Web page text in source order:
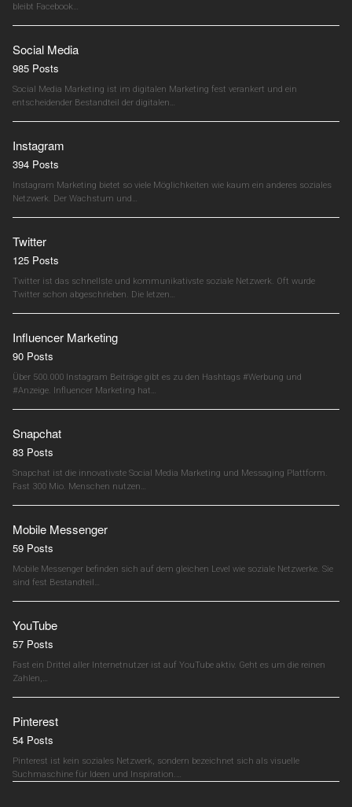
bleibt Facebook…
Social Media
985 Posts
Social Media Marketing ist im digitalen Marketing fest verankert und ein
entscheidender Bestandteil der digitalen…
Instagram
394 Posts
Instagram Marketing bietet so viele Möglichkeiten wie kaum ein anderes soziales
Netzwerk. Der Wachstum und…
Twitter
125 Posts
Twitter ist das schnellste und kommunikativste soziale Netzwerk. Oft wurde
Twitter schon abgeschrieben. Die letzen…
Influencer Marketing
90 Posts
Über 500.000 Instagram Beiträge gibt es zu den Hashtags #Werbung und
#Anzeige. Influencer Marketing hat…
Snapchat
83 Posts
Snapchat ist die innovativste Social Media Marketing und Messaging Plattform.
Fast 300 Mio. Menschen nutzen…
Mobile Messenger
59 Posts
Mobile Messenger befinden sich auf dem gleichen Level wie soziale Netzwerke. Sie
sind fest Bestandteil…
YouTube
57 Posts
Fast ein Drittel aller Internetnutzer ist auf YouTube aktiv. Geht es um die reinen
Zahlen,…
Pinterest
54 Posts
Pinterest ist kein soziales Netzwerk, sondern bezeichnet sich als visuelle
Suchmaschine für Ideen und Inspiration.…